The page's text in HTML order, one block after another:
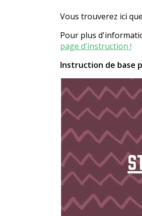
Vous trouverez ici
Pour plus
page d'instruction !
Instruction de base